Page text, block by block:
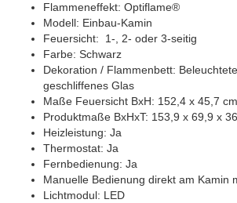
Flammeneffekt: Optiflame®
Modell: Einbau-Kamin
Feuersicht: 1-, 2- oder 3-seitig
Farbe: Schwarz
Dekoration / Flammenbett:
geschliffenes Glas
Maße Feuersicht BxH: 152,4 x 45,7 cm
Produktmaße BxHxT: 153,9 x 69,9 x
Heizleistung: Ja
Thermostat: Ja
Fernbedienung: Ja
Manuelle Bedienung direkt am Kamin
Lichtmodul: LED